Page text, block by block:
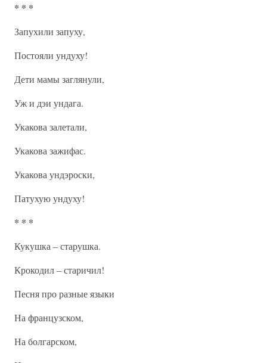
* * *
Запухили запуху,
Постояли ундуху!
Дети мамы заглянули,
Уж и дэи ундага.
Укакова залетали,
Укакова зажифас.
Укакова ундэроски,
Патухую ундуху!
* * *
Кукушка – старушка.
Крокодил – старичил!
Песня про разные языки
На французском,
На болгарском,